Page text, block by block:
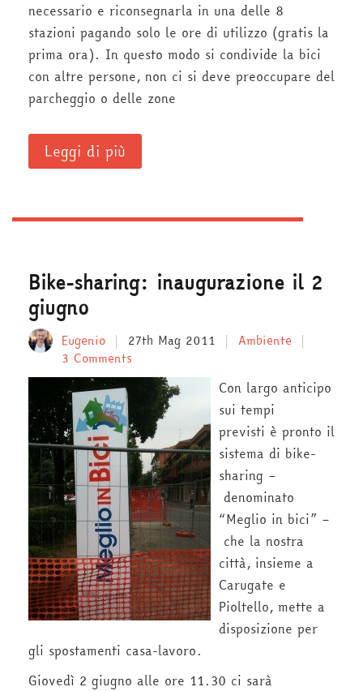
necessario e riconsegnarla in una delle 8
stazioni pagando solo le ore di utilizzo (gratis la
prima ora). In questo modo si condivide la bici
con altre persone, non ci si deve preoccupare del
parcheggio o delle zone
Leggi di più
Bike-sharing: inaugurazione il 2
giugno
Eugenio 27th Mag 2011
Ambiente
3 Comments
Con largo anticipo
sui tempi
previsti è pronto il
sistema di bike-
sharing –
denominato
“Meglio in bici” –
che la nostra
città, insieme a
Carugate e
Pioltello, mette a
disposizione per
gli spostamenti casa-lavoro.
Giovedì 2 giugno alle ore 11.30 ci sarà